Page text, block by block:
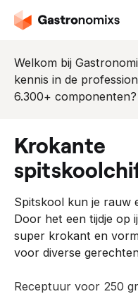
Welkom bij
kennis in de
6.300+ componenten?
krokante
Spitskool kun je rauw
Door het een tijdje op
super krokant en
voor diverse
Receptuur voor 250